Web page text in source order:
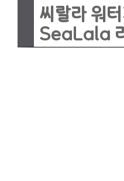
씨랄라 워
SeaLala